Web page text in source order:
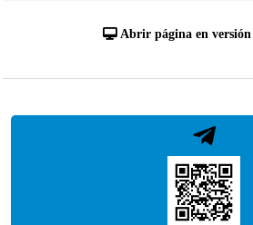
Abrir página en